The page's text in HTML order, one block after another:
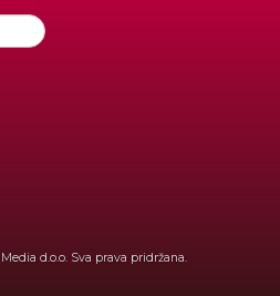
d.o.o. Sva prava pridržana.